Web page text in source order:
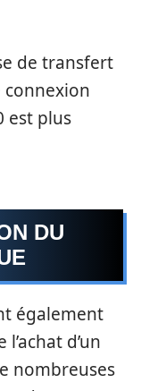
de transfert
connexion
est plus
DU
également
d’un
nombreuses